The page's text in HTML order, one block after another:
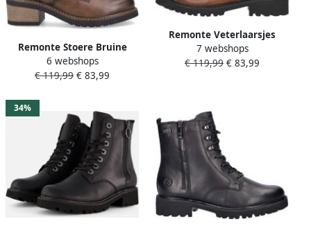
Remonte Stoere Bruine
Veterboot voor Dames
Brown Dames
6 webshops
€ 119,99 € 83,99
Remonte Veterlaarsjes
blokhak laarsjes
veterschoenen flats in used
7 webshops
€ 119,99 € 83,99
34%